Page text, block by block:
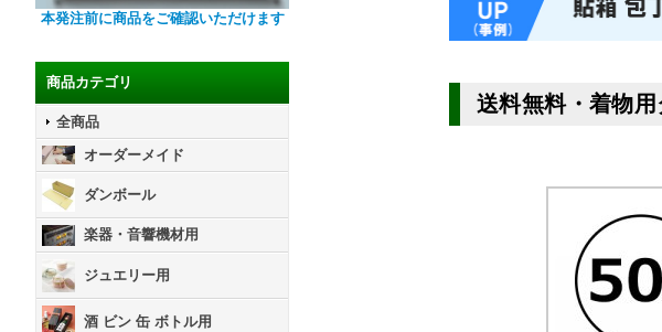
本発注前に商品をご確認いただけます
商品カテゴリ
全商品
オーダーメイド
ダンボール
楽器・音響機材用
ジュエリー用
酒 ビン 缶 ボトル用
送料無料・着物